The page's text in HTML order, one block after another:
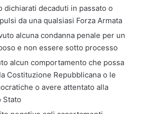
dichiarati decaduti in passato o
da una qualsiasi Forza Armata
alcuna condanna penale per un
e non essere sotto processo
alcun comportamento che possa
Costituzione Repubblicana o le
o avere attentato alla
Stato